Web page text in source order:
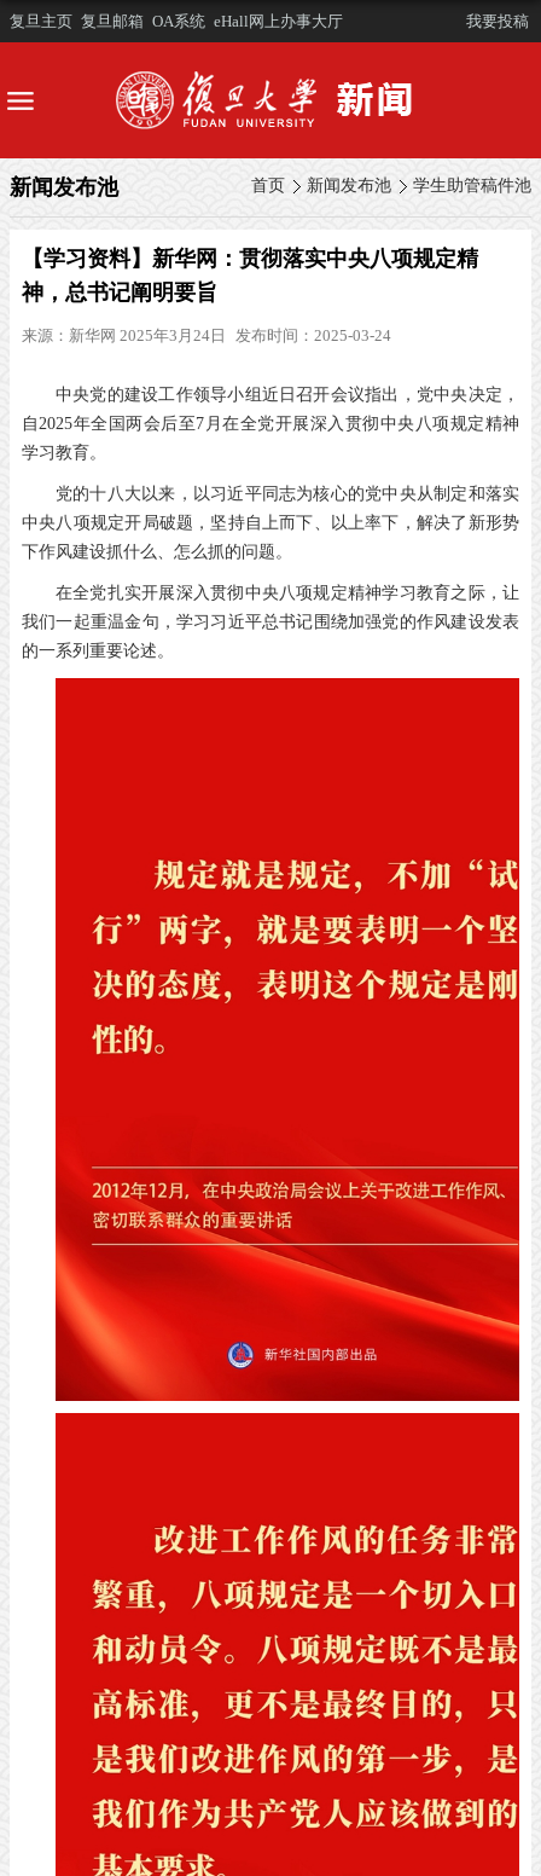
复旦主页 复旦邮箱 OA系统 eHall网上办事大厅 我要投稿
首页 新闻发布池 学生助管稿件池
新闻发布池
【学习资料】新华网：贯彻落实中央八项规定精
神，总书记阐明要旨
来源： 新华网 2025年3月24日 发布时间：2025-03-24
中央党的建设工作领导小组近日召开会议指出，党中央决定，
自2025年全国两会后至7月在全党开展深入贯彻中央八项规定精神
学习教育。
党的十八大以来，以习近平同志为核心的党中央从制定和落实
中央八项规定开局破题，坚持自上而下、以上率下，解决了新形势
下作风建设抓什么、怎么抓的问题。
在全党扎实开展深入贯彻中央八项规定精神学习教育之际，让
我们一起重温金句，学习习近平总书记围绕加强党的作风建设发表
的一系列重要论述。